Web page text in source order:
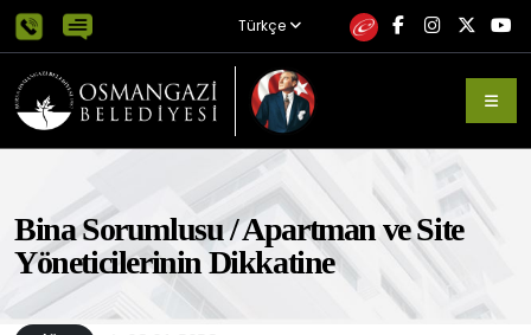
Türkçe
Bina Sorumlusu / Apartman ve Site
Yöneticilerinin Dikkatine